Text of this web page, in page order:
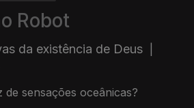
Robot
da existência de Deus
sensações oceânicas?